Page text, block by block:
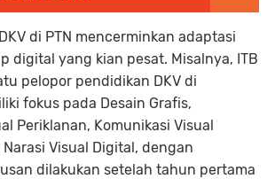
di PTN mencerminkan adaptasi
digital yang kian pesat. Misalnya, ITB
pelopor pendidikan DKV di
fokus pada Desain Grafis,
Periklanan, Komunikasi Visual
Visual Digital, dengan
dilakukan setelah tahun pertama